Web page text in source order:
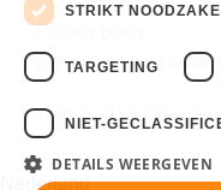
Privacy policy
Algemene voorwaarden
Website door
Nederland
STRIKT
TARGETING
NIET-
DETAILS WEERGEVEN